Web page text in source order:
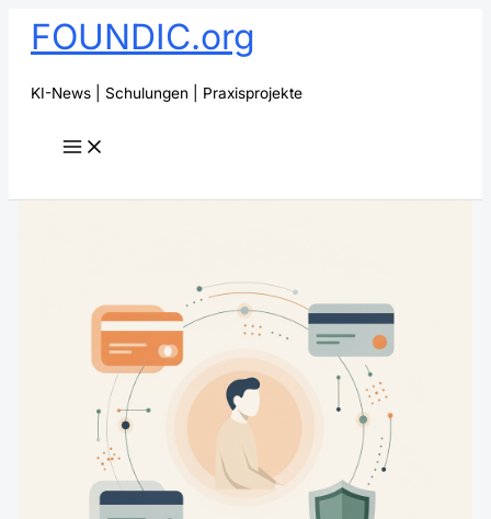
Zum
Inhalt
FOUNDIC.org
KI-News | Schulungen | Praxisprojekte